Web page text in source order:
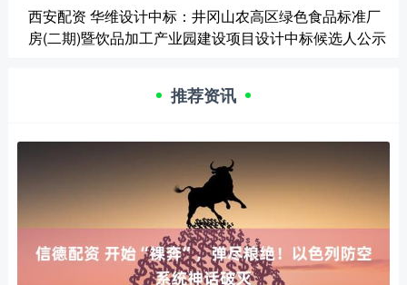
西安配资 华维设计中标：井冈山农高区绿色食品标准厂
房(二期)暨饮品加工产业园建设项目设计中标候选人公示
推荐资讯